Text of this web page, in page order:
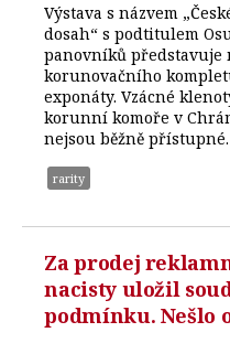
Výstava s názvem
dosah“ s podtitulem
panovníků představuje
korunovačního
exponáty. Vzácné
korunní komoře v
nejsou běžně přístupné.
rarity
Za prodej
nacisty uložil
podmínku. Nešlo